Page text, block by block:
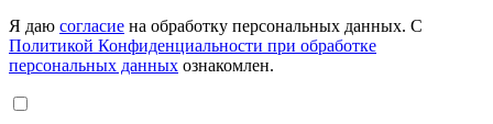
Я даю согласие на обработку персональных данных. С
Политикой Конфиденциальности при обработке
персональных данных ознакомлен.